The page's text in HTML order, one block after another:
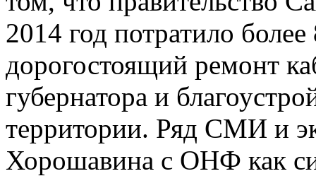
2014 год потратило
дорогостоящий ремонт
губернатора и
территории. Ряд СМИ и
Хорошавина с ОНФ как